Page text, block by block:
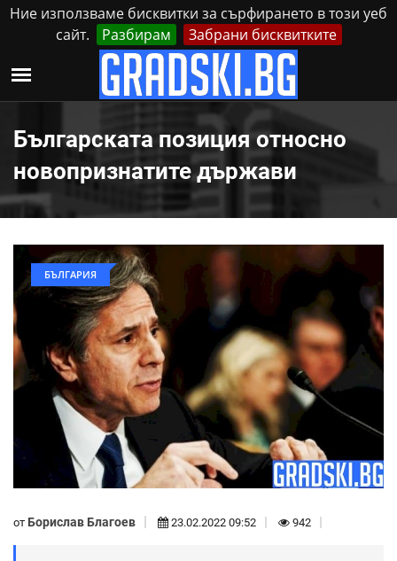
Ние използваме бисквитки за сърфирането в този уеб
сайт.
Разбирам Забрани бисквитките
Събота, 8 Август, 2026 Реклама Контакти
Българската позиция относно
новопризнатите държави
БЪЛГАРИЯ
от Борислав Благоев 23.02.2022 09:52 942